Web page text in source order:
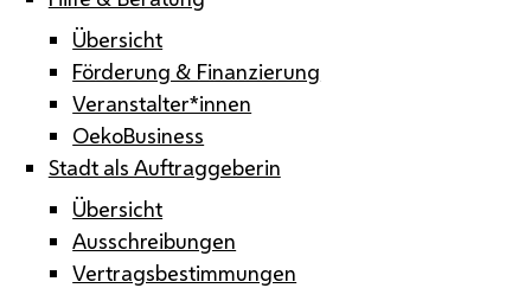
Übersicht
Förderung & Finanzierung
Veranstalter*innen
OekoBusiness
Stadt als Auftraggeberin
Übersicht
Ausschreibungen
Vertragsbestimmungen